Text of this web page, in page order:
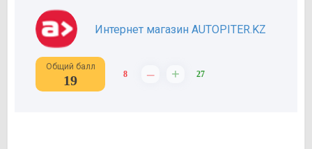
Интернет магазин AUTOPITER.KZ
Общий балл
19 8 – + 27